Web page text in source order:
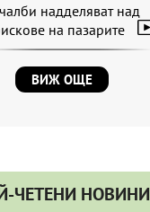
надделяват над
на пазарите
ВИЖ ОЩЕ
ЧЕТЕНИ НОВИНИ